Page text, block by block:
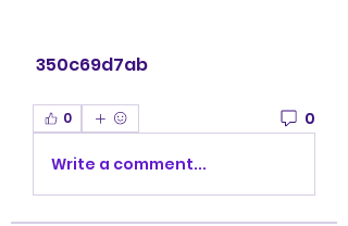
350c69d7ab
0 0
Write a comment...